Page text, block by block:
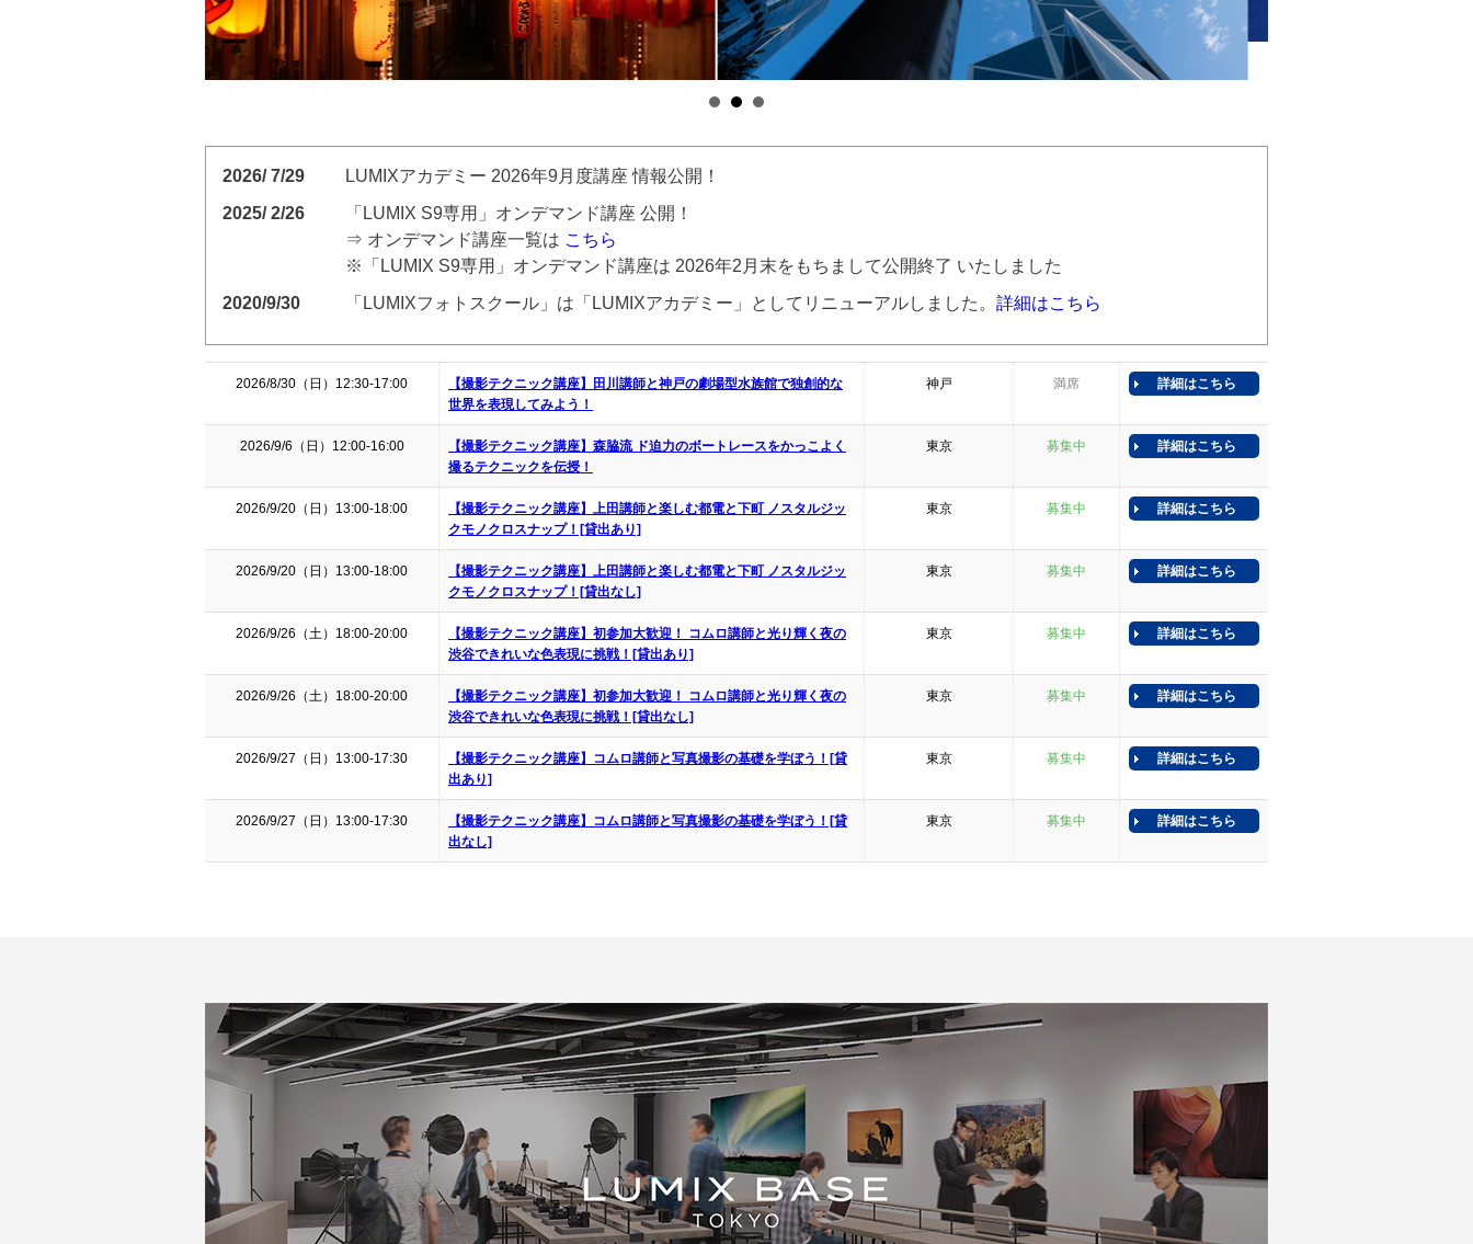
2026/ 7/29
LUMIXアカデミー 2026年9月度講座 情報公開！
2025/ 2/26
「LUMIX S9専用」オンデマンド講座 公開！
⇒ オンデマンド講座一覧は こちら
※「LUMIX S9専用」オンデマンド講座は 2026年2月末をもちまして公開終了 いたしました
2020/9/30
「LUMIXフォトスクール」は「LUMIXアカデミー」としてリニューアルしました。 詳細はこちら
2026/8/30（日）12:30-17:00
【撮影テクニック講座】田川講師と神戸の劇場型水族館で独創的な
世界を表現してみよう！
神戸 満席 詳細はこちら
2026/9/6（日）12:00-16:00
【撮影テクニック講座】森脇流 ド迫力のボートレースをかっこよく
撮るテクニックを伝授！
東京 募集中 詳細はこちら
2026/9/20（日）13:00-18:00
【撮影テクニック講座】上田講師と楽しむ都電と下町 ノスタルジッ
クモノクロスナップ！[貸出あり]
東京 募集中 詳細はこちら
2026/9/20（日）13:00-18:00
【撮影テクニック講座】上田講師と楽しむ都電と下町 ノスタルジッ
クモノクロスナップ！[貸出なし]
東京 募集中 詳細はこちら
2026/9/26（土）18:00-20:00
【撮影テクニック講座】初参加大歓迎！ コムロ講師と光り輝く夜の
渋谷できれいな色表現に挑戦！[貸出あり]
東京 募集中 詳細はこちら
2026/9/26（土）18:00-20:00
【撮影テクニック講座】初参加大歓迎！ コムロ講師と光り輝く夜の
渋谷できれいな色表現に挑戦！[貸出なし]
東京 募集中 詳細はこちら
2026/9/27（日）13:00-17:30
【撮影テクニック講座】コムロ講師と写真撮影の基礎を学ぼう！[貸
出あり]
東京 募集中 詳細はこちら
2026/9/27（日）13:00-17:30
【撮影テクニック講座】コムロ講師と写真撮影の基礎を学ぼう！[貸
出なし]
東京 募集中 詳細はこちら